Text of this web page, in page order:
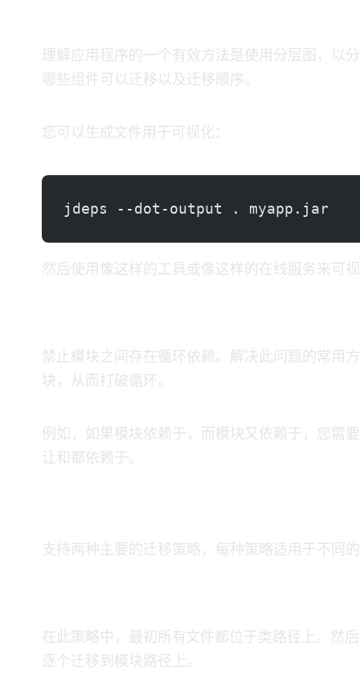
理解应用程序的一个有效方法是使用分层图，以
哪些组件可以迁移以及迁移顺序。
您可以生成DOT文件用于可视化：
jdeps --dot-output . myapp.jar
然后使用像Graphviz这样的工具或像 webgraphviz.com 这样的在线服务
JPMS禁止模块之间存在循环依赖。解决此问题的常
块，从而打破循环。
例如，如果模块A依赖于B，而模块B又依赖于A，您
让A和B都依赖于C。
JPMS支持两种主要的迁移策略，每种策略适用于不同
在此策略中，最初所有JAR文件都位于类路径上。然
逐个迁移到模块路径上。